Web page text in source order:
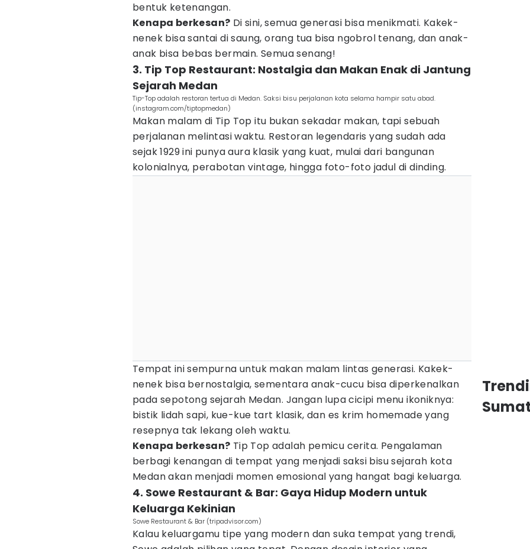
bentuk ketenangan.
Kenapa berkesan? Di sini, semua generasi bisa menikmati. Kakek-
nenek bisa santai di saung, orang tua bisa ngobrol tenang, dan anak-
anak bisa bebas bermain. Semua senang!
3. Tip Top Restaurant: Nostalgia dan Makan Enak di Jantung
Sejarah Medan
Tip-Top adalah restoran tertua di Medan. Saksi bisu perjalanan kota selama hampir satu abad.
(instagram.com/tiptopmedan)
Makan malam di Tip Top itu bukan sekadar makan, tapi sebuah
perjalanan melintasi waktu. Restoran legendaris yang sudah ada
sejak 1929 ini punya aura klasik yang kuat, mulai dari bangunan
kolonialnya, perabotan vintage, hingga foto-foto jadul di dinding.
Tempat ini sempurna untuk makan malam lintas generasi. Kakek-
nenek bisa bernostalgia, sementara anak-cucu bisa diperkenalkan
pada sepotong sejarah Medan. Jangan lupa cicipi menu ikoniknya:
bistik lidah sapi, kue-kue tart klasik, dan es krim homemade yang
resepnya tak lekang oleh waktu.
Kenapa berkesan? Tip Top adalah pemicu cerita. Pengalaman
berbagi kenangan di tempat yang menjadi saksi bisu sejarah kota
Medan akan menjadi momen emosional yang hangat bagi keluarga.
4. Sowe Restaurant & Bar: Gaya Hidup Modern untuk
Keluarga Kekinian
Sowe Restaurant & Bar (tripadvisor.com)
Kalau keluargamu tipe yang modern dan suka tempat yang trendi,